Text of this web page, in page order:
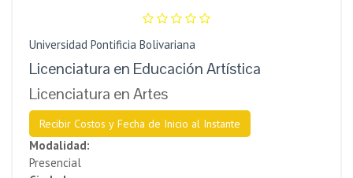
Universidad Pontificia Bolivariana
Licenciatura en Educación Artística
Licenciatura en Artes
Recibir Costos y Fecha de Inicio al Instante
Modalidad:
Presencial